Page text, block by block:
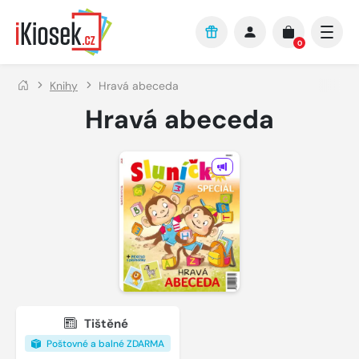
Přejít na hlavní obsah
0
Knihy Hravá abeceda
Hravá abeceda
Tištěné
Poštovné a balné ZDARMA